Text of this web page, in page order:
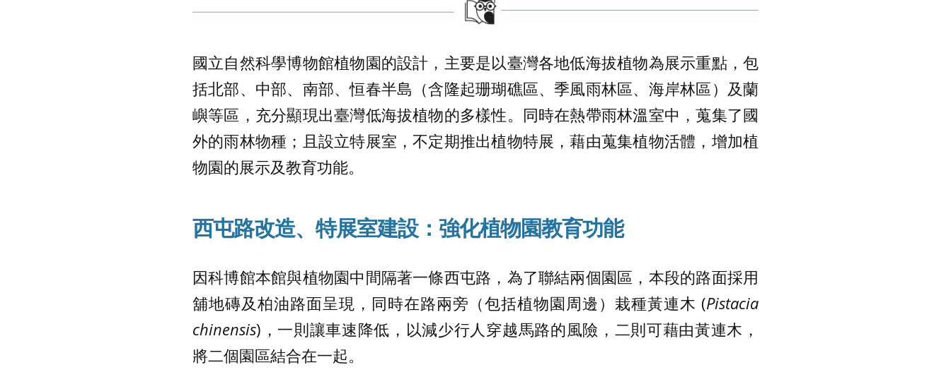
國立自然科學博物館植物園的設計，主要是以臺灣各地低海拔植物為展示重點，包
括北部、中部、南部、恒春半島（含隆起珊瑚礁區、季風雨林區、海岸林區）及蘭
嶼等區，充分顯現出臺灣低海拔植物的多樣性。同時在熱帶雨林溫室中，蒐集了國
外的雨林物種；且設立特展室，不定期推出植物特展，藉由蒐集植物活體，增加植
物園的展示及教育功能。
西屯路改造、特展室建設：強化植物園教育功能
因科博館本館與植物園中間隔著一條西屯路，為了聯結兩個園區，本段的路面採用
舖地磚及柏油路面呈現，同時在路兩旁（包括植物園周邊）栽種黃連木 (Pistacia
chinensis)，一則讓車速降低，以減少行人穿越馬路的風險，二則可藉由黃連木，
將二個園區結合在一起。